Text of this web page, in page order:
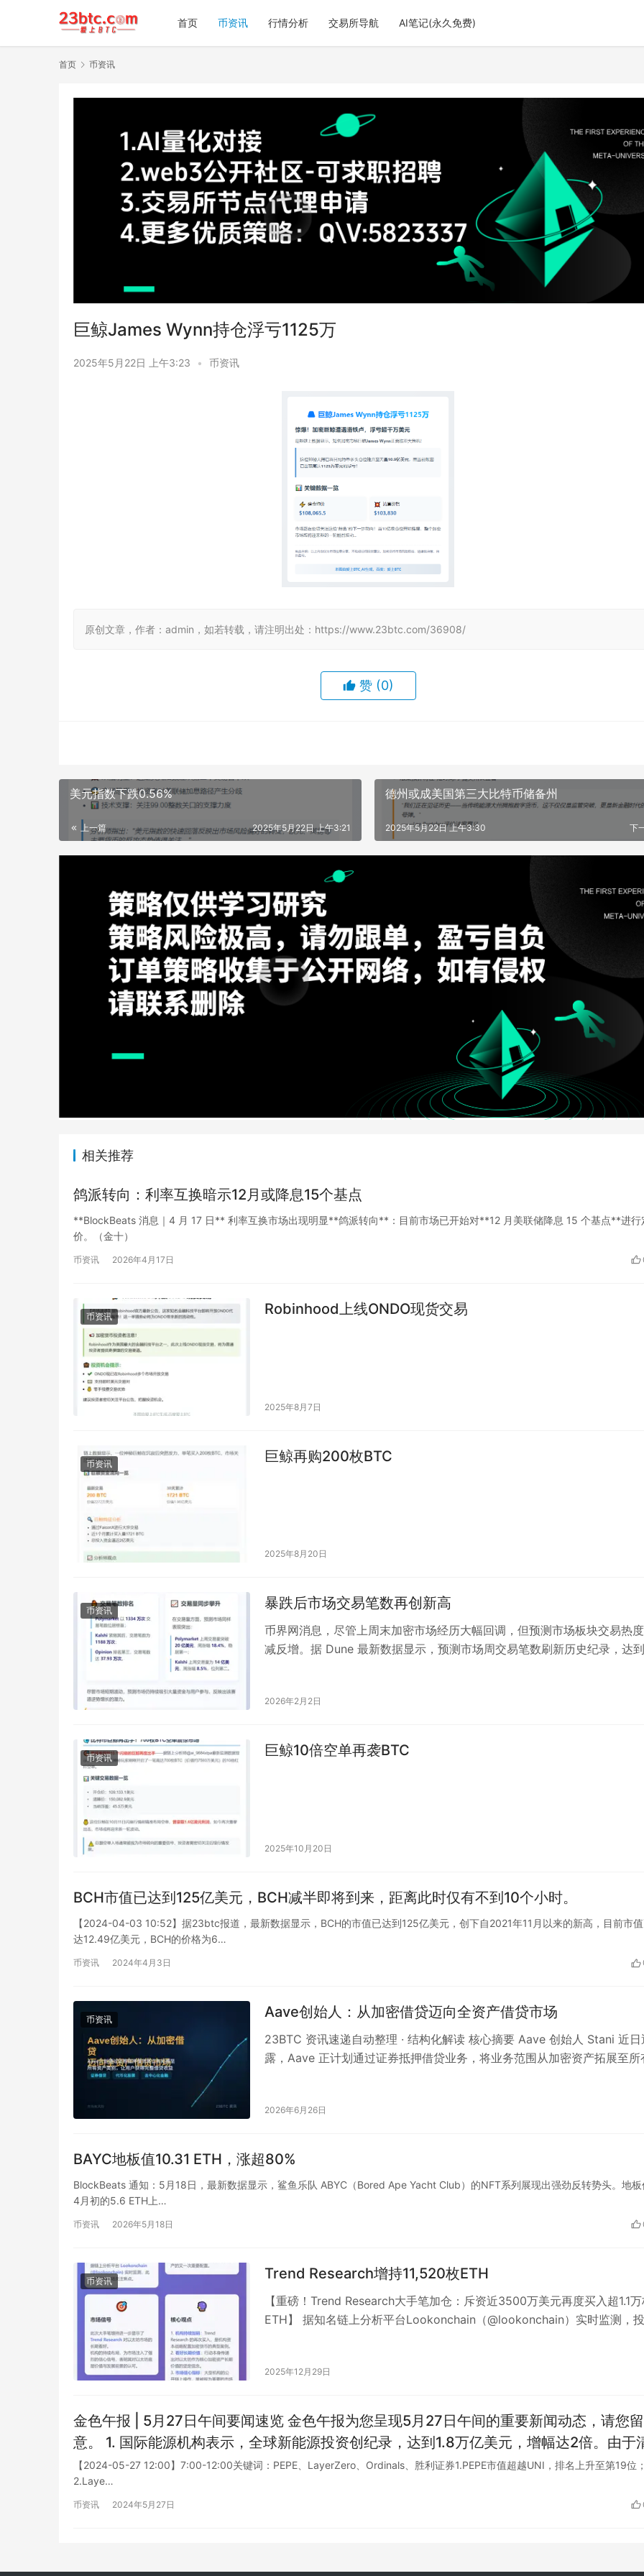
首页 币资讯 行情分析 交易所导航 AI笔记(永久免费)
首页 币资讯
巨鲸James Wynn持仓浮亏1125万
2025年5月22日 上午3:23 • 币资讯
原创文章，作者：admin，如若转载，请注明出处：https://www.23btc.com/36908/
赞 (0)
美元指数下跌0.56%
上一篇 2025年5月22日 上午3:21
德州或成美国第三大比特币储备州
下
2025年5月22日 上午3:30
相关推荐
鸽派转向：利率互换暗示12月或降息15个基点
**BlockBeats 消息｜4 月 17 日** 利率互换市场出现明显**鸽派转向**：目前市场已开始对**12 月美联储降息 15 个基点**进行
价。（金十）
币资讯 2026年4月17日
币资讯 Robinhood上线ONDO现货交易
2025年8月7日
币资讯 巨鲸再购200枚BTC
2025年8月20日
币资讯 暴跌后市场交易笔数再创新高
币界网消息，尽管上周末加密市场经历大幅回调，但预测市场板块交易热
减反增。据 Dune 最新数据显示，预测市场周交易笔数刷新历史纪录，达到
2026年2月2日
币资讯 巨鲸10倍空单再袭BTC
2025年10月20日
BCH市值已达到125亿美元，BCH减半即将到来，距离此时仅有不到10个小时。
【2024-04-03 10:52】据23btc报道，最新数据显示，BCH的市值已达到125亿美元，创下自2021年11月以来的新高，目前市
达12.49亿美元，BCH的价格为6…
币资讯 2024年4月3日
币资讯 Aave创始人：从加密借贷迈向全资产借贷市场
23BTC 资讯速递自动整理 · 结构化解读 核心摘要 Aave 创始人 Stani 近日
露，Aave 正计划通过证券抵押借贷业务，将业务范围从加密资产拓展至所
2026年6月26日
BAYC地板值10.31 ETH，涨超80%
BlockBeats 通知：5月18日，最新数据显示，鲨鱼乐队 ABYC（Bored Ape Yacht Club）的NFT系列展现出强劲反转势头。地板
4月初的5.6 ETH上…
币资讯 2026年5月18日
币资讯 Trend Research增持11,520枚ETH
【重磅！Trend Research大手笔加仓：斥资近3500万美元再度买入超1.1
ETH】 据知名链上分析平台Lookonchain（@lookonchain）实时监测，投
2025年12月29日
金色午报 | 5月27日午间要闻速览 金色午报为您呈现5月27日午间的重要新闻动态，请您留
意。 1. 国际能源机构表示，全球新能源投资创纪录，达到1.8万亿美元，增幅达2倍。由于清
洁能源的兴起，投资额稳步上升。 2. 中国科学家在南极发现了一座巨大的冰山，估计重量超
过一千万吨。该冰山可能是全球变暖的一个后果。 3. 特斯拉宣布将在德国建设超级工厂，以
满足欧洲市场需求。这将是特斯拉在欧洲首个生产基地。 4. 新加坡官方公布了一项计划，旨
展力度。 以上为金色午报为您整理的5月27日午间重要动态。 金色午报新闻，为您传递时事
【2024-05-27 12:00】7:00-12:00关键词：PEPE、LayerZero、Ordinals、胜利证券1.PEPE市值超越UNI，排名上升至第19位
2.Laye…
币资讯 2024年5月27日